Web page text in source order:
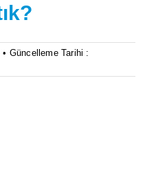
Güncelleme Tarihi :